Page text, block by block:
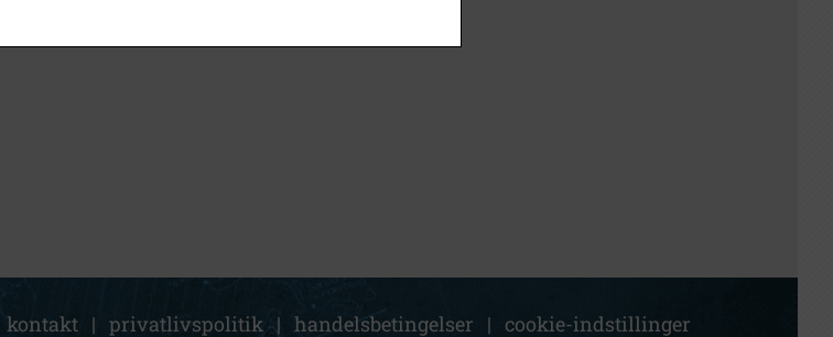
kontakt | privatlivspolitik | handelsbetingelser | cookie-indstillinger